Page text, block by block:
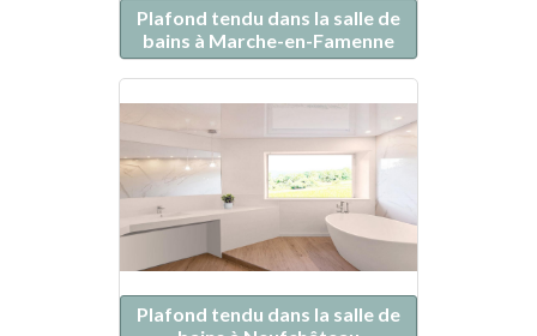
Plafond tendu dans la salle de
bains à Marche-en-Famenne
Plafond tendu dans la salle de